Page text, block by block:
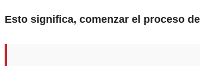
Esto significa, comenzar el proceso